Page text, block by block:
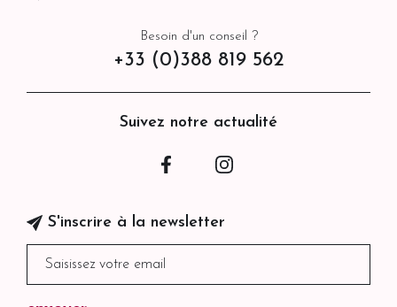
Besoin d'un conseil ?
+33 (0)388 819 562
Suivez notre actualité
Facebook
S'inscrire à la newsletter